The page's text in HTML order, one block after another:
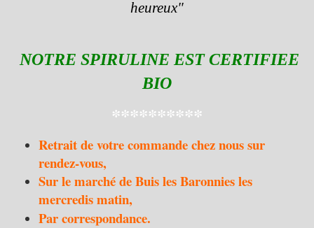
heureux"
NOTRE SPIRULINE EST CERTIFIEE
BIO
**********
Retrait de votre commande chez nous sur
rendez-vous,
Sur le marché de Buis les Baronnies les
mercredis matin,
Par correspondance.